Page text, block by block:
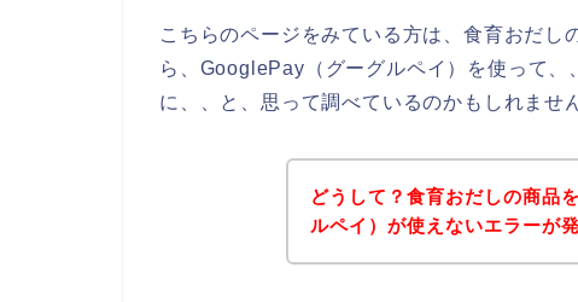
こちらのページをみている方は、食育おだし
ら、GooglePay（グーグルペイ）を使って
に、、と、思って調べているのかもしれませ
どうして？食育おだしの商品
ルペイ）が使えないエラーが